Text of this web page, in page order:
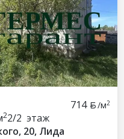
714 /м2
22/2 этаж
20, Лида